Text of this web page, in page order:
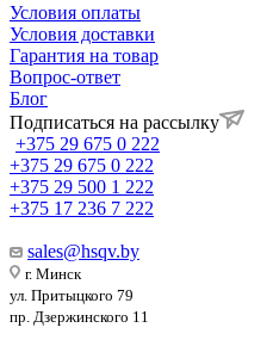
Условия оплаты
Условия доставки
Гарантия на товар
Вопрос-ответ
Блог
Подписаться на рассылку
+375 29 675 0 222
+375 29 675 0 222
+375 29 500 1 222
+375 17 236 7 222
sales@hsqv.by
г. Минск
ул. Притыцкого 79
пр. Дзержинского 11